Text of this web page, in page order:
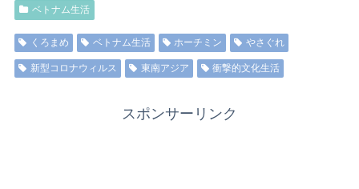
ベトナム生活
くろまめ ベトナム生活 ホーチミン やさぐれ
新型コロナウィルス 東南アジア 衝撃的文化生活
スポンサーリンク